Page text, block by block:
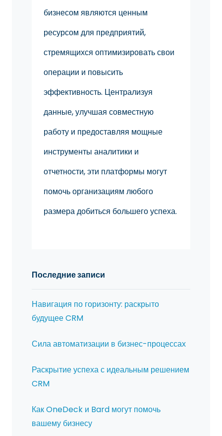
бизнесом являются ценным
ресурсом для предприятий,
стремящихся оптимизировать свои
операции и повысить
эффективность. Централизуя
данные, улучшая совместную
работу и предоставляя мощные
инструменты аналитики и
отчетности, эти платформы могут
помочь организациям любого
размера добиться большего успеха.
Последние записи
Навигация по горизонту: раскрыто
будущее CRM
Сила автоматизации в бизнес-процессах
Раскрытие успеха с идеальным решением
CRM
Как OneDeck и Bard могут помочь
вашему бизнесу